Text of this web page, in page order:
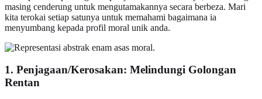
masing cenderung untuk mengutamakannya secara berbeza. Mari
kita terokai setiap satunya untuk memahami bagaimana ia
menyumbang kepada profil moral unik anda.
1. Penjagaan/Kerosakan: Melindungi Golongan
Rentan